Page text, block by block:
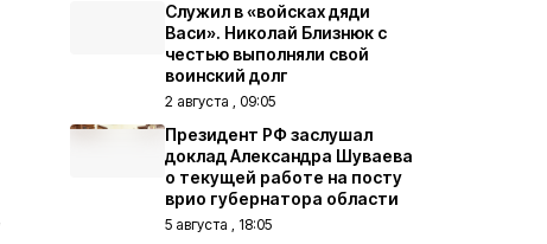
Служил в «войсках дяди
Васи». Николай Близнюк с
честью выполняли свой
воинский долг
2 августа , 09:05
Президент РФ заслушал
доклад Александра Шуваева
о текущей работе на посту
врио губернатора области
5 августа , 18:05